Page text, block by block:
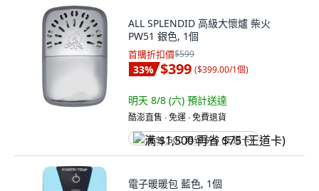
ALL SPLENDID 高級大懷爐 柴火
PW51 銀色, 1個
首購折扣價$599
33% $399 ($399.00/1個)
明天 8/8 (六) 預計送達
酷澎直售 ∙ 免運 ∙ 免費退貨
满 $1,500 再省 $75 (王道卡)
電子暖暖包 藍色, 1個